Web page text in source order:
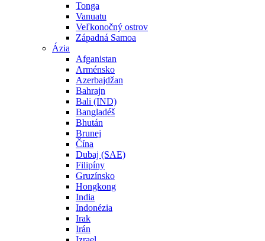
Tonga
Vanuatu
Veľkonočný ostrov
Západná Samoa
Ázia
Afganistan
Arménsko
Azerbajdžan
Bahrajn
Bali (IND)
Bangladéš
Bhután
Brunej
Čína
Dubaj (SAE)
Filipíny
Gruzínsko
Hongkong
India
Indonézia
Irak
Irán